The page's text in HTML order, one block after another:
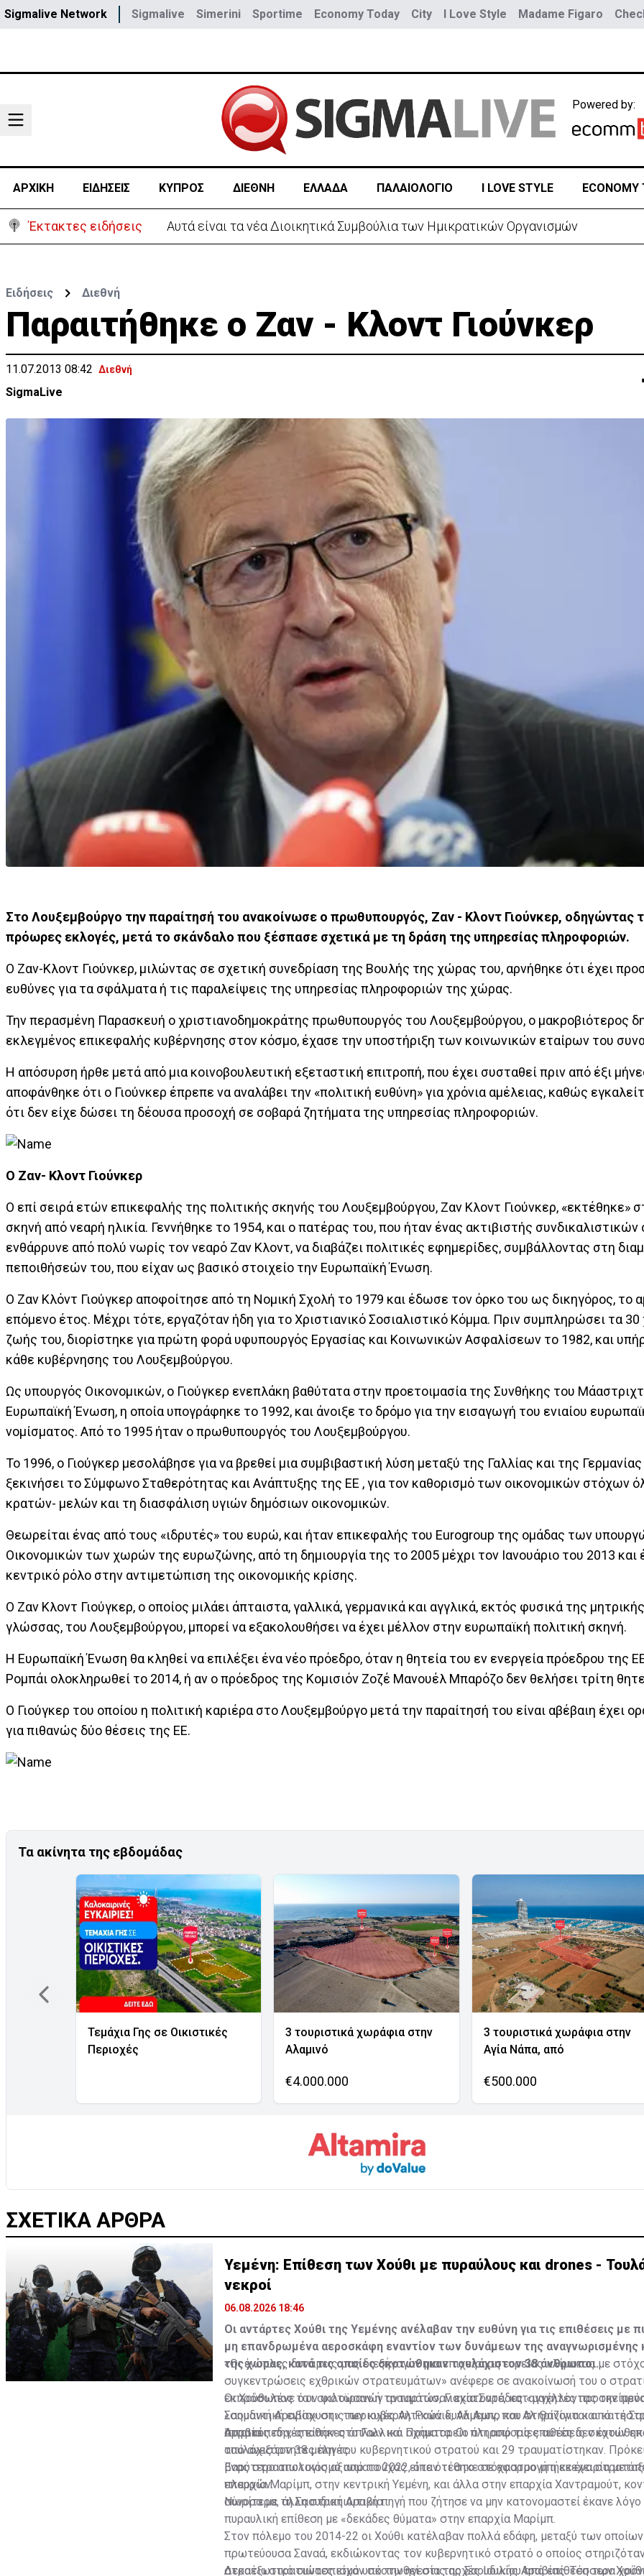
Sigmalive Network Sigmalive Simerini Sportime Economy Today City I Love Style Madame Figaro
Powered by:
ΑΡΧΙΚΗ ΕΙΔΗΣΕΙΣ ΚΥΠΡΟΣ ΔΙΕΘΝΗ ΕΛΛΑΔΑ ΠΑΛΑΙΟΛΟΓΙΟ I LOVE STYLE ECONOMY
Έκτακτες ειδήσεις Αυτά είναι τα νέα Διοικητικά Συμβούλια των Ημικρατικών Οργανισμών
Ειδήσεις Διεθνή
Παραιτήθηκε ο Ζαν - Κλοντ Γιούνκερ
11.07.2013 08:42 Διεθνή
SigmaLive
Στο Λουξεμβούργο την παραίτησή του ανακοίνωσε ο πρωθυπουργός, Ζαν - Κλοντ Γιούνκερ, οδηγώντας
πρόωρες εκλογές, μετά το σκάνδαλο που ξέσπασε σχετικά με τη δράση της υπηρεσίας πληροφοριών.
Ο Ζαν-Κλοντ Γιούνκερ, μιλώντας σε σχετική συνεδρίαση της Βουλής της χώρας του, αρνήθηκε ότι έχει
ευθύνες για τα σφάλματα ή τις παραλείψεις της υπηρεσίας πληροφοριών της χώρας.
Την περασμένη Παρασκευή ο χριστιανοδημοκράτης πρωθυπουργός του Λουξεμβούργου, ο μακροβιότερος
εκλεγμένος επικεφαλής κυβέρνησης στον κόσμο, έχασε την υποστήριξη των κοινωνικών εταίρων του
Η απόσυρση ήρθε μετά από μια κοινοβουλευτική εξεταστική επιτροπή, που έχει συσταθεί πριν από έξι
αποφάνθηκε ότι ο Γιούνκερ έπρεπε να αναλάβει την «πολιτική ευθύνη» για χρόνια αμέλειας, καθώς
ότι δεν είχε δώσει τη δέουσα προσοχή σε σοβαρά ζητήματα της υπηρεσίας πληροφοριών.
Ο Ζαν- Κλοντ Γιούνκερ
Ο επί σειρά ετών επικεφαλής της πολιτικής σκηνής του Λουξεμβούργου, Ζαν Κλοντ Γιούνκερ, «εκτέθηκε»
σκηνή από νεαρή ηλικία. Γεννήθηκε το 1954, και ο πατέρας του, που ήταν ένας ακτιβιστής
ενθάρρυνε από πολύ νωρίς τον νεαρό Ζαν Κλοντ, να διαβάζει πολιτικές εφημερίδες, συμβάλλοντας στη
πεποιθήσεών του, που είχαν ως βασικό στοιχείο την Ευρωπαϊκή Ένωση.
Ο Ζαν Κλόντ Γιούγκερ αποφοίτησε από τη Νομική Σχολή το 1979 και έδωσε τον όρκο του ως δικηγόρος, το
επόμενο έτος. Μέχρι τότε, εργαζόταν ήδη για το Χριστιανικό Σοσιαλιστικό Κόμμα. Πριν συμπληρώσει τα 30
ζωής του, διορίστηκε για πρώτη φορά υφυπουργός Εργασίας και Κοινωνικών Ασφαλίσεων το 1982, και
κάθε κυβέρνησης του Λουξεμβούργου.
Ως υπουργός Οικονομικών, ο Γιούγκερ ενεπλάκη βαθύτατα στην προετοιμασία της Συνθήκης του
Ευρωπαϊκή Ένωση, η οποία υπογράφηκε το 1992, και άνοιξε το δρόμο για την εισαγωγή του ενιαίου
νομίσματος. Από το 1995 ήταν ο πρωθυπουργός του Λουξεμβούργου.
Το 1996, ο Γιούγκερ μεσολάβησε για να βρεθεί μια συμβιβαστική λύση μεταξύ της Γαλλίας και της Γερμανίας
ξεκινήσει το Σύμφωνο Σταθερότητας και Ανάπτυξης της ΕΕ , για τον καθορισμό των οικονομικών στόχων
κρατών- μελών και τη διασφάλιση υγιών δημόσιων οικονομικών.
Θεωρείται ένας από τους «ιδρυτές» του ευρώ, και ήταν επικεφαλής του Eurogroup της ομάδας των
Οικονομικών των χωρών της ευρωζώνης, από τη δημιουργία της το 2005 μέχρι τον Ιανουάριο του 2013 και
κεντρικό ρόλο στην αντιμετώπιση της οικονομικής κρίσης.
Ο Ζαν Κλοντ Γιούγκερ, ο οποίος μιλάει άπταιστα, γαλλικά, γερμανικά και αγγλικά, εκτός φυσικά της
γλώσσας, του Λουξεμβούργου, μπορεί να εξακολουθήσει να έχει μέλλον στην ευρωπαϊκή πολιτική σκηνή.
Η Ευρωπαϊκή Ένωση θα κληθεί να επιλέξει ένα νέο πρόεδρο, όταν η θητεία του εν ενεργεία πρόεδρου της
Ρομπάι ολοκληρωθεί το 2014, ή αν ο πρόεδρος της Κομισιόν Ζοζέ Μανουέλ Μπαρόζο δεν θελήσει τρίτη
Ο Γιούγκερ του οποίου η πολιτική καριέρα στο Λουξεμβούργο μετά την παραίτησή του είναι αβέβαιη έχει
για πιθανώς δύο θέσεις της ΕΕ.
Τα ακίνητα της εβδομάδας
Τεμάχια Γης σε Οικιστικές
Περιοχές
3 τουριστικά χωράφια στην
Αλαμινό
€4.000.000
3 τουριστικά χωράφια στην
Αγία Νάπα, από
€500.000
ΣΧΕΤΙΚΑ ΑΡΘΡΑ
Υεμένη: Επίθεση των Χούθι με πυραύλους και drones -
νεκροί
06.08.2026 18:46
Οι αντάρτες Χούθι της Υεμένης ανέλαβαν την ευθύνη για τις επιθέσεις με
μη επανδρωμένα αεροσκάφη εναντίον των δυνάμεων της αναγνωρισμένης
της χώρας, κατά τις οποίες σκοτώθηκαν τουλάχιστον 38 άνθρωποι.
«Οι ένοπλες δυνάμεις μας διεξήγαγαν μια επιχείρηση ευρείας κλίμακας με
συγκεντρώσεις εχθρικών στρατευμάτων» ανέφερε σε ανακοίνωσή του ο
εκπρόσωπος των φιλοϊρανών ανταρτών, Γιαχία Σαρέ, καταγγέλλοντας την
«σημαντική ενίσχυση» των κυβερνητικών δυνάμεων, που στηρίζονται από τη
Αραβία.
Οι Χούθι λένε ότι σκότωσαν ή τραυμάτισαν εκατοντάδες «μαχητές
Σαουδική Αραβία» στις περιοχές Αλ Ρουάικ, Αλ Αμπρ και Αλ Θανίγια και
στρατόπεδα, αποθήκες όπλων και οχήματα. Οι πληροφορίες αυτές δεν έχουν
από ανεξάρτητες πηγές.
Ιατρικές πηγές είπαν στο Γαλλικό Πρακτορείο ότι από τις επιθέσεις
τουλάχιστον 38 μέλη του κυβερνητικού στρατού και 29 τραυματίστηκαν.
βαρύτερο απολογισμό από το 2022, όταν τέθηκε σε εφαρμογή η εκεχειρία
πλευρών.
Ένας στρατιωτικός αξιωματούχος είπε ότι στο στόχαστρο μπήκε ένα
επαρχία Μαρίμπ, στην κεντρική Υεμένη, και άλλα στην επαρχία Χαντραμούτ,
σύνορα με τη Σαουδική Αραβία.
Νωρίτερα, άλλη στρατιωτική πηγή που ζήτησε να μην κατονομαστεί έκανε λόγο
πυραυλική επίθεση με «δεκάδες θύματα» στην επαρχία Μαρίμπ.
Στον πόλεμο του 2014-22 οι Χούθι κατέλαβαν πολλά εδάφη, μεταξύ των οποίων
πρωτεύουσα Σαναά, εκδιώκοντας τον κυβερνητικό στρατό ο οποίος
στρατιωτικό συνασπισμό υπό την ηγεσία της Σαουδικής Αραβίας. Τέσσερα
Δεκαέξι στρατιώτες είχαν σκοτωθεί στις αρχές Ιουλίου από επίθεση των